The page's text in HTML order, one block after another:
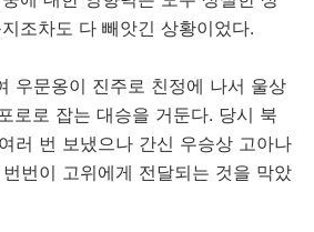
조차도 다 빼앗긴 상황이었다.
우문옹이 진주로 친정에 나서 울상
로로 잡는 대승을 거둔다. 당시 북
러 번 보냈으나 간신 우승상 고아나
번이 고위에게 전달되는 것을 막았